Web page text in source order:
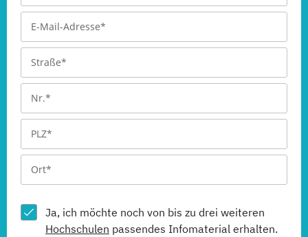
Ja, ich möchte noch von bis zu drei weiteren
Hochschulen passendes Infomaterial erhalten.